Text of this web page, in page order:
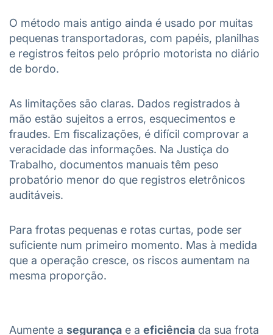
O método mais antigo ainda é usado por muitas
pequenas transportadoras, com papéis, planilhas
e registros feitos pelo próprio motorista no diário
de bordo.
As limitações são claras. Dados registrados à
mão estão sujeitos a erros, esquecimentos e
fraudes. Em fiscalizações, é difícil comprovar a
veracidade das informações. Na Justiça do
Trabalho, documentos manuais têm peso
probatório menor do que registros eletrônicos
auditáveis.
Para frotas pequenas e rotas curtas, pode ser
suficiente num primeiro momento. Mas à medida
que a operação cresce, os riscos aumentam na
mesma proporção.
Aumente a segurança e a eficiência da sua frota